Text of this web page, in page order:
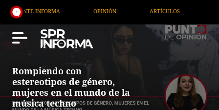
OPINIÓN ARTÍCULOS ARTE /
Rompiendo con
estereotipos de género,
mujeres en el mundo de la
música techno